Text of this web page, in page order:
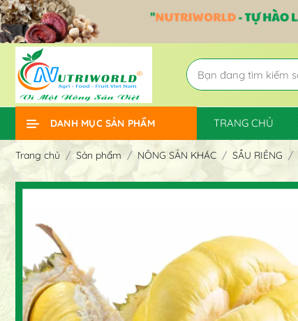
DANH MỤC SẢN PHẨM TRANG CHỦ
Trang chủ Sản phẩm NÔNG SẢN KHÁC SẦU RIÊNG